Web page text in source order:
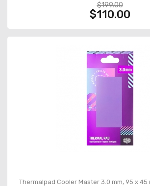
$199.00
$110.00
Thermalpad Cooler Master 3.0 mm, 95 x 45